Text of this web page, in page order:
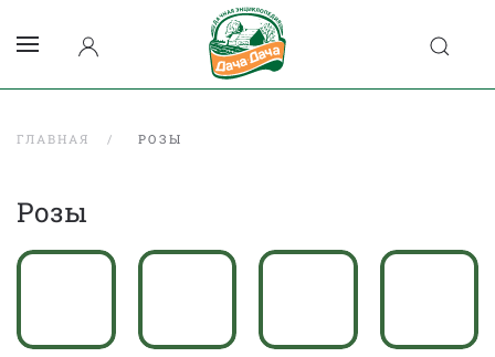
ГЛАВНАЯ РОЗЫ
Розы